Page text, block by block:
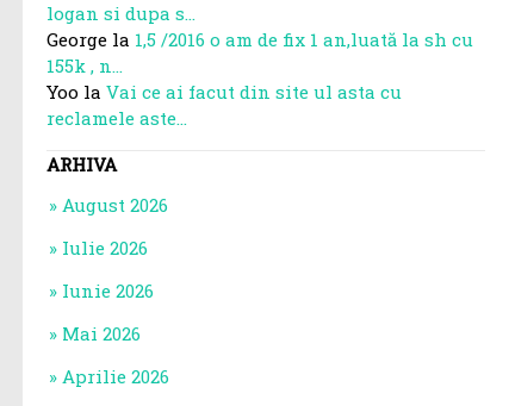
logan si dupa s...
George la 1,5 /2016 o am de fix 1 an,luată la sh cu
155k , n...
Yoo la Vai ce ai facut din site ul asta cu
reclamele aste...
ARHIVA
August 2026
Iulie 2026
Iunie 2026
Mai 2026
Aprilie 2026